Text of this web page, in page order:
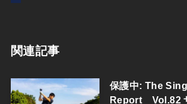
関連記事
保護中: The
Report Vol.82